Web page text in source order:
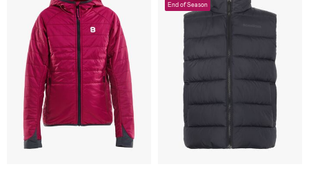
End of Season